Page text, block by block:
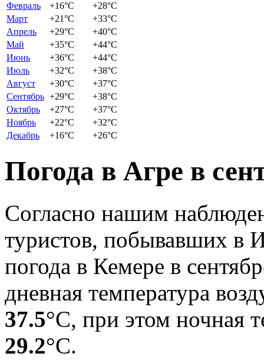
Февраль
+16°C +28°C
Март
+21°C +33°C
Апрель
+29°C +40°C
Май
+35°C +44°C
Июнь
+36°C +44°C
Июль
+32°C +38°C
Август
+30°C +37°C
Сентябрь +29°C +38°C
Октябрь
+27°C +37°C
Ноябрь
+22°C +32°C
Декабрь
+16°C +26°C
Погода в Агре в
Согласно нашим
туристов, побывавших в
погода в Кемере в
дневная температура
37.5°С, при этом ночная
29.2°С.